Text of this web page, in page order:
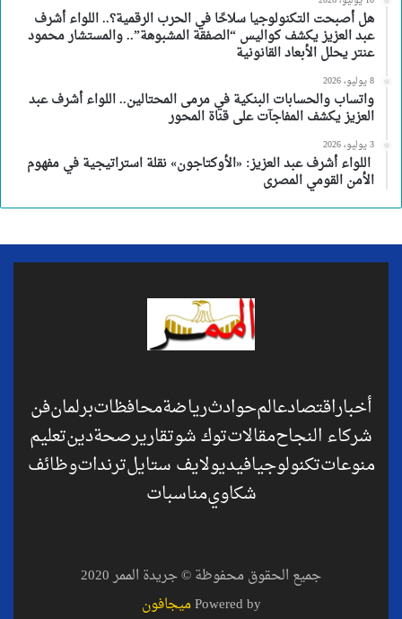
هل أصبحت التكنولوجيا سلاحًا في الحرب الرقمية؟.. اللواء أشرف
عبد العزيز يكشف كواليس “الصفقة المشبوهة”.. والمستشار محمود
عنتر يحلل الأبعاد القانونية
8 يوليو، 2026
واتساب والحسابات البنكية في مرمى المحتالين.. اللواء أشرف عبد
العزيز يكشف المفاجآت على قناة المحور
3 يوليو، 2026
اللواء أشرف عبد العزيز: «الأوكتاجون» نقلة استراتيجية في مفهوم
الأمن القومي المصرى
أخباراقتصادعالمحوادثرياضةمحافظاتبرلمانفن
شركاء النجاحمقالاتتوك شوتقاريرصحةدينتعليم
منوعاتتكنولوجيافيديولايف ستايلترنداتوظائف
شكاويمناسبات
جميع الحقوق محفوظة © جريدة الممر 2020
Powered byميجافون